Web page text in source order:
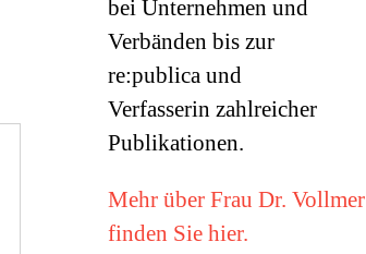
bei Unternehmen und
Verbänden bis zur
re:publica und
Verfasserin zahlreicher
Publikationen.
Mehr über Frau Dr. Vollmer
finden Sie hier.